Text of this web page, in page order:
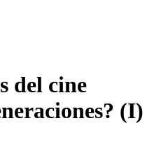
del cine
(I)